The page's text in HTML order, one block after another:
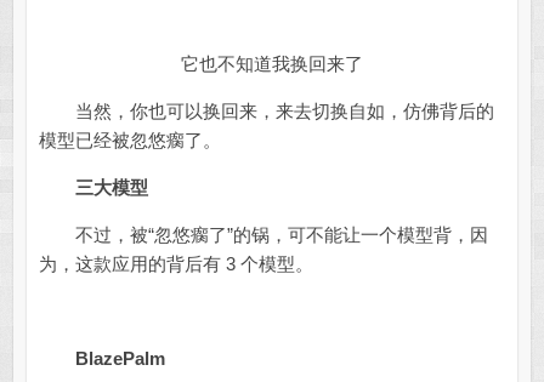
它也不知道我换回来了
当然，你也可以换回来，来去切换自如，仿佛背后的
模型已经被忽悠瘸了。
三大模型
不过，被“忽悠瘸了”的锅，可不能让一个模型背，因
为，这款应用的背后有 3 个模型。
BlazePalm